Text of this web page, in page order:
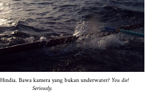
Bawa kamera yang bukan underwater? You die!
Seriously.